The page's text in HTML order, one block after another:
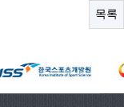
목록